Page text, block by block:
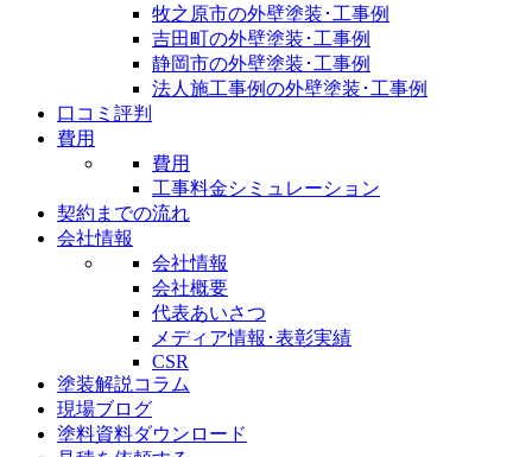
牧之原市の外壁塗装･工事例
吉田町の外壁塗装･工事例
静岡市の外壁塗装･工事例
法人施工事例の外壁塗装･工事例
口コミ評判
費用
費用
工事料金シミュレーション
契約までの流れ
会社情報
会社情報
会社概要
代表あいさつ
メディア情報･表彰実績
CSR
塗装解説コラム
現場ブログ
塗料資料ダウンロード